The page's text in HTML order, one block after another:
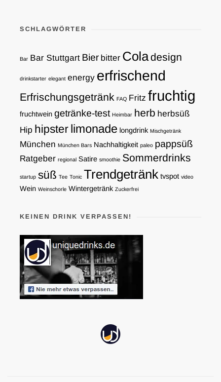
SCHLAGWÖRTER
Bar Bar Stuttgart Bier bitter Coladesign
drinkstarter elegant energy erfrischend
Erfrischungsgetränk FAQ Fritz fruchtig
fruchtwein getränke-test Heimbar herb herbsüß
Hip hipsterlimonade longdrink Mischgetränk
München München Bars Nachhaltigkeit paleo pappsüß
Ratgeber regional Satire smoothie Sommerdrinks
startup süß Tee Tonic Trendgetränk tvspot video
Wein Weinschorle Wintergetränk Zuckerfrei
KEINEN DRINK VERPASSEN!